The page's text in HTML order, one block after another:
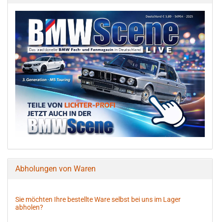
Abholungen von Waren
Sie möchten Ihre bestellte Ware selbst bei uns im Lager
abholen?